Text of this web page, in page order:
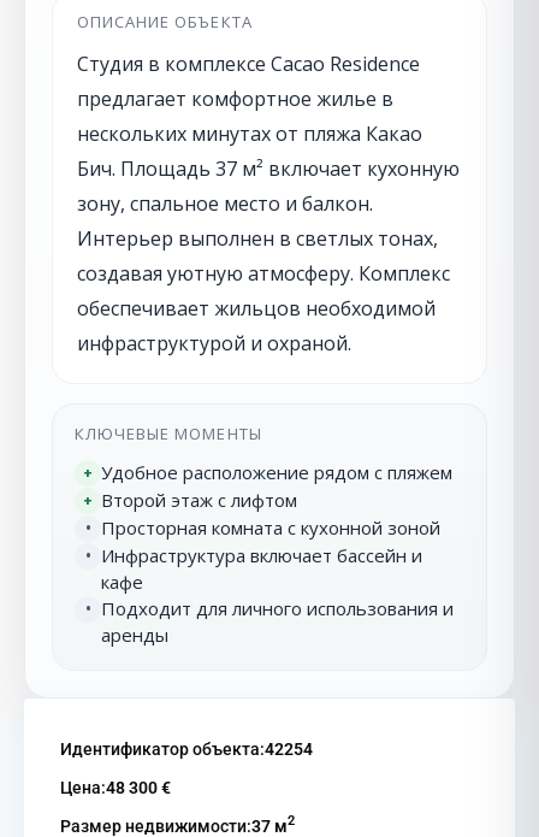
ОПИСАНИЕ ОБЪЕКТА
Студия в комплексе Cacao Residence
предлагает комфортное жилье в
нескольких минутах от пляжа Какао
Бич. Площадь 37 м² включает кухонную
зону, спальное место и балкон.
Интерьер выполнен в светлых тонах,
создавая уютную атмосферу. Комплекс
обеспечивает жильцов необходимой
инфраструктурой и охраной.
КЛЮЧЕВЫЕ МОМЕНТЫ
+ Удобное расположение рядом с пляжем
+ Второй этаж с лифтом
• Просторная комната с кухонной зоной
• Инфраструктура включает бассейн и
кафе
• Подходит для личного использования и
аренды
Идентификатор объекта:42254
Цена:48 300 €
Размер недвижимости:37 м2